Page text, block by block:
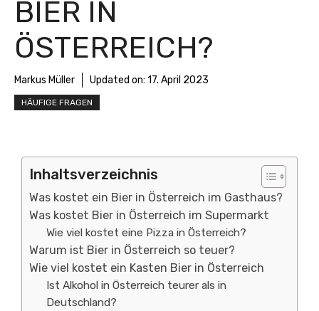
BIER IN
ÖSTERREICH?
Markus Müller Updated on: 17. April 2023
HÄUFIGE FRAGEN
Inhaltsverzeichnis
Was kostet ein Bier in Österreich im Gasthaus?
Was kostet Bier in Österreich im Supermarkt
Wie viel kostet eine Pizza in Österreich?
Warum ist Bier in Österreich so teuer?
Wie viel kostet ein Kasten Bier in Österreich
Ist Alkohol in Österreich teurer als in
Deutschland?